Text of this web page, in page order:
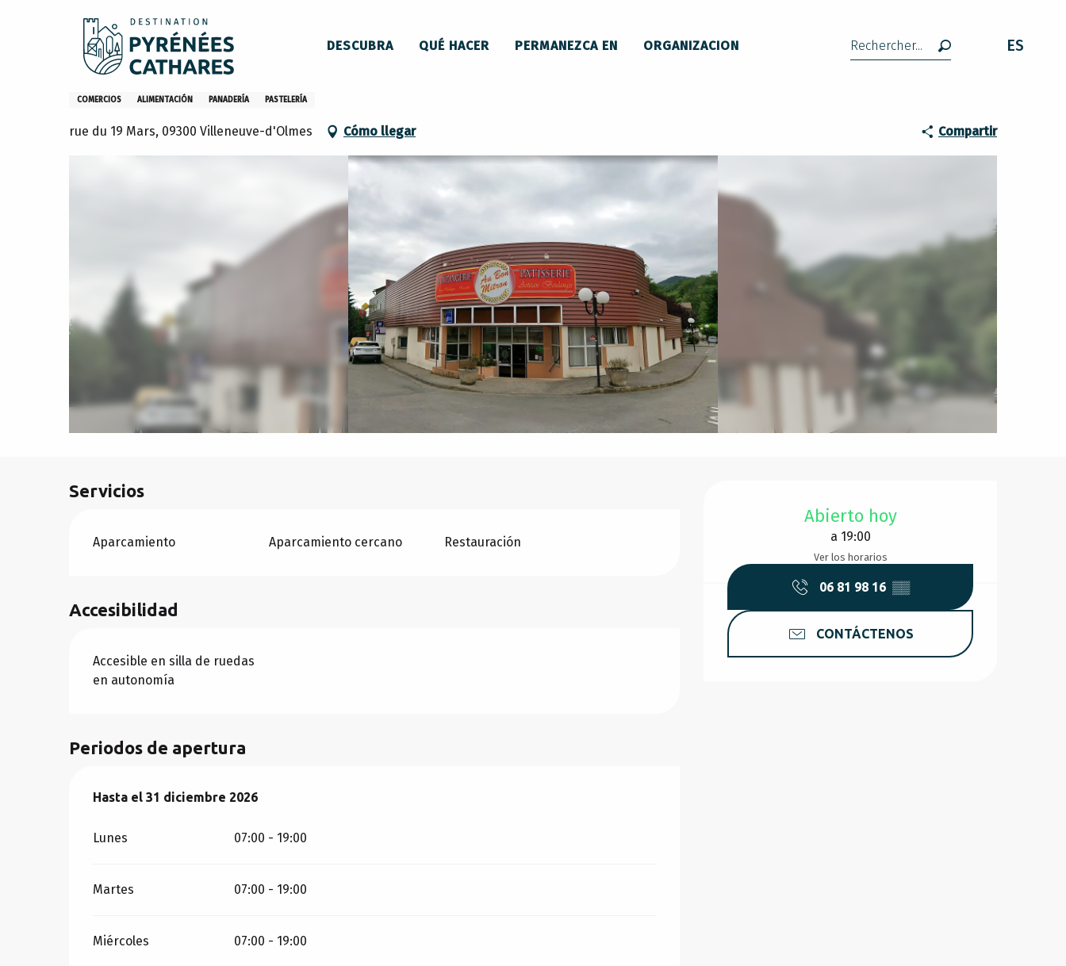
Buscar ES
DESCUBRA QUÉ HACER PERMANEZCA EN ORGANIZACION
Inicio Boulangerie Au bon Mitron
Boulangerie Au bon Mitron
COMERCIOS ALIMENTACIÓN PANADERÍA PASTELERÍA
rue du 19 Mars, 09300 Villeneuve-d'Olmes Cómo llegar Compartir
Abierto hoy
a 19:00
Ver los horarios
06 81 98 16 ▒▒
CONTÁCTENOS
Servicios
Aparcamiento Aparcamiento cercano Restauración
Accesibilidad
Accesible en silla de ruedas
en autonomía
Periodos de apertura
Del12 enero 2026al31 diciembre 2026
Hasta el 31 diciembre 2026
Lunes 07:00 - 19:00
Martes 07:00 - 19:00
Miércoles 07:00 - 19:00